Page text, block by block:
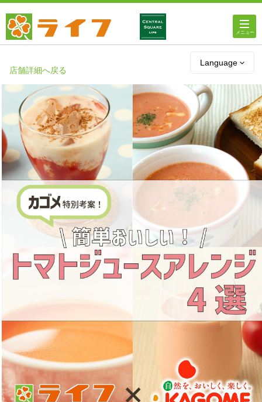
Language
店舗・チラシ情報
ライフのオンラインストア
ライフネットスーパー
企業情報
IR情報
採用情報
お問い合わせ
Contact us in English
店舗詳細へ戻る